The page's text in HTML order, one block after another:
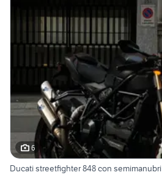
6
Ducati streetfighter 848 con semimanubri